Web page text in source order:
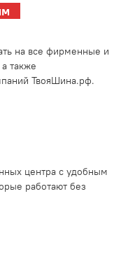
на все фирменные и
также
ТвояШина.рф.
центра с удобным
работают без